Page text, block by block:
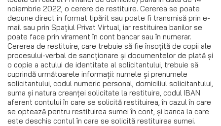
noiembrie 2022, o cerere de restituire. Cererea se poate
depune direct în format tipărit sau poate fi transmisă prin e-
mail sau prin Spațiul Privat Virtual, iar restituirea banilor se
poate face prin virament în cont bancar sau în numerar.
Cererea de restituire, care trebuie să fie însoţită de copii ale
procesului-verbal de sancționare și documentelor de plată și
o copie a actului de identitate al solicitantului, trebuie să
cuprindă următoarele informații: numele și prenumele
solicitantului, codul numeric personal, domiciliul solicitantului,
suma şi natura creanţei solicitate la restituire, codul IBAN
aferent contului în care se solicită restituirea, în cazul în care
se optează pentru restituirea sumei în cont, și banca la care
este deschis contul în care se solicită restituirea sumei.